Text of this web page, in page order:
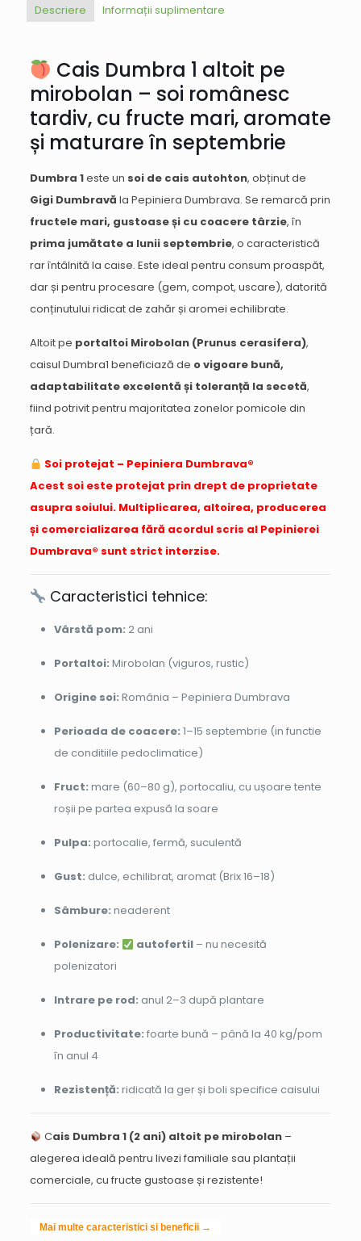
mirobolan
Descriere Informații suplimentare
Cais Dumbra 1 altoit pe
mirobolan – soi românesc
tardiv, cu fructe mari, aromate
și maturare în septembrie
Dumbra 1este un soi de cais autohton, obținut de
Gigi Dumbravă la Pepiniera Dumbrava. Se remarcă prin
fructele mari, gustoase și cu coacere târzie, în
prima jumătate a lunii septembrie, o caracteristică
rar întâlnită la caise. Este ideal pentru consum proaspăt,
dar și pentru procesare (gem, compot, uscare), datorită
conținutului ridicat de zahăr și aromei echilibrate.
Altoit pe portaltoi Mirobolan (Prunus cerasifera),
caisul Dumbra1 beneficiază de o vigoare bună,
adaptabilitate excelentă și toleranță la secetă,
fiind potrivit pentru majoritatea zonelor pomicole din
țară.
Soi protejat – Pepiniera Dumbrava®
Acest soi este protejat prin drept de proprietate
asupra soiului. Multiplicarea, altoirea, producerea
și comercializarea fără acordul scris al Pepinierei
Dumbrava® sunt strict interzise.
Caracteristici tehnice:
Vârstă pom: 2 ani
Portaltoi: Mirobolan (viguros, rustic)
Origine soi: România – Pepiniera Dumbrava
Perioada de coacere: 1–15 septembrie (in functie
de conditiile pedoclimatice)
Fruct: mare (60–80 g), portocaliu, cu ușoare tente
roșii pe partea expusă la soare
Pulpa: portocalie, fermă, suculentă
Gust: dulce, echilibrat, aromat (Brix 16–18)
Sâmbure: neaderent
Polenizare: autofertil– nu necesită
polenizatori
Intrare pe rod: anul 2–3 după plantare
Productivitate: foarte bună – până la 40 kg/pom
în anul 4
Rezistență: ridicată la ger și boli specifice caisului
Cais Dumbra 1 (2 ani) altoit pe mirobolan–
alegerea ideală pentru livezi familiale sau plantații
comerciale, cu fructe gustoase și rezistente!
Mai multe caracteristici si beneficii →